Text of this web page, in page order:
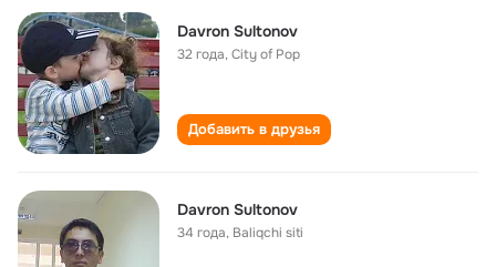
Davron Sultonov
32 года,City of Pop
Добавить в друзья
Davron Sultonov
34 года, Baliqchi siti